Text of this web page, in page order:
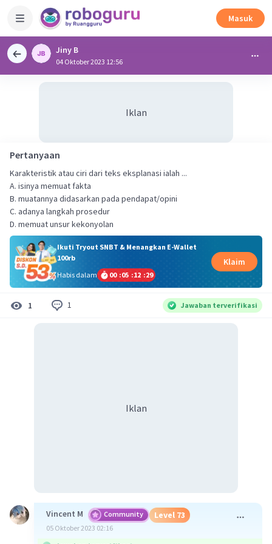
Masuk
Jiny B
04 Oktober 2023 12:56
Iklan
Pertanyaan
Karakteristik atau ciri dari teks eksplanasi ialah ...
A. isinya memuat fakta
B. muatannya didasarkan pada pendapat/opini
C. adanya langkah prosedur
D. memuat unsur kekonyolan
Ikuti Tryout SNBT & Menangkan E-Wallet
100rb
Habis dalam
00 :05 :12 :28
Klaim
1 1 Jawaban terverifikasi
Iklan
Vincent M Community Level 73
05 Oktober 2023 02:16